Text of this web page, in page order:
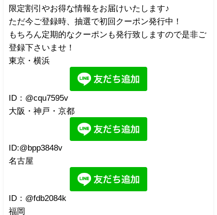
限定割引やお得な情報をお届けいたします♪
ただ今ご登録時、抽選で初回クーポン発行中！
もちろん定期的なクーポンも発行致しますので是非ご
登録下さいませ！
東京・横浜
ID：@cqu7595v
大阪・神戸・京都
ID:@bpp3848v
名古屋
ID：@fdb2084k
福岡